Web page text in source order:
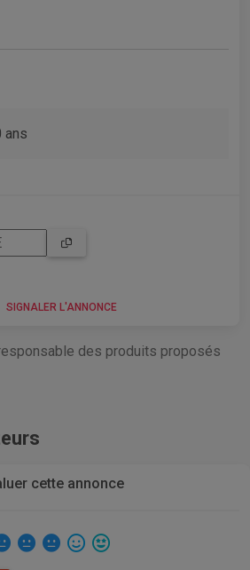
ans
SIGNALER L'ANNONCE
des produits proposés
cette annonce